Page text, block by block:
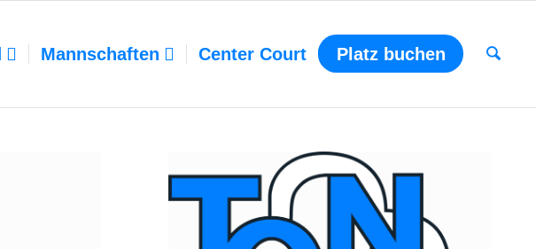
Mannschaften Center Court Platz buchen